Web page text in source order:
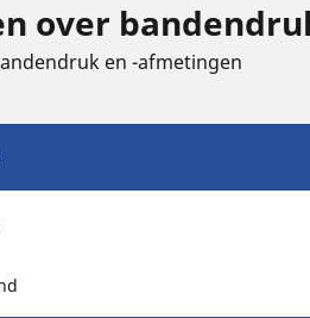
over
en -afmetingen